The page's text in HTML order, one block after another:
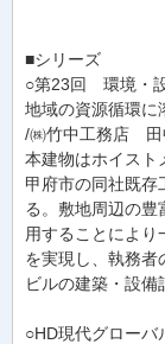
■シリーズ
○第23回 環境・
地域の資源循環に
/㈱竹中工務店 田
本建物はホイスト
甲府市の同社既存
る。敷地周辺の豊
用することにより
を実現し、執務者
ビルの建築・設備
○HD現代グローバ